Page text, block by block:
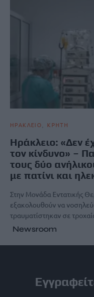
ΗΡΑΚΛΕΙΟ ΚΡΗΤΗ
Ηράκλειο: «Δεν
τον κίνδυνο» –
τους δύο
με πατίνι και
Στην Μονάδα Εντατικής
εξακολουθούν να
τραυματίστηκαν σε
Newsroom